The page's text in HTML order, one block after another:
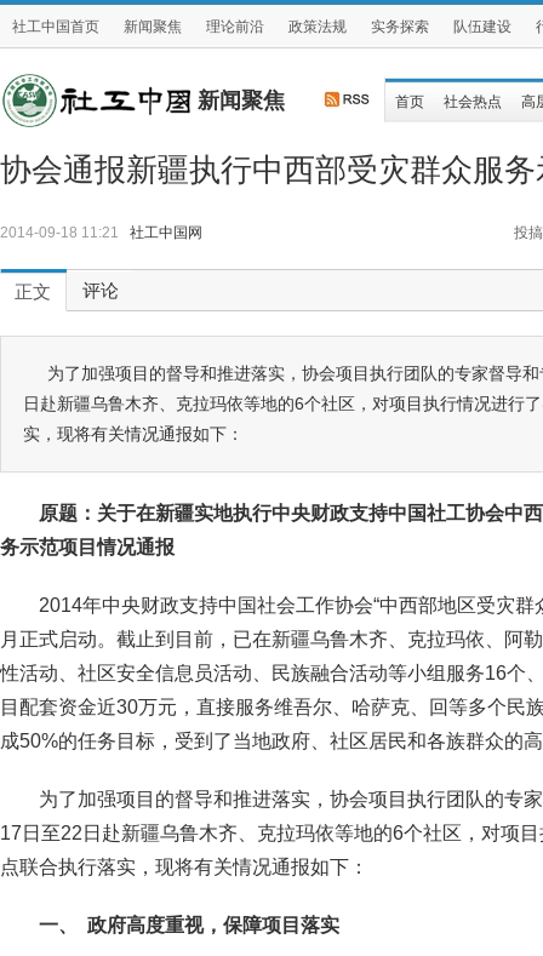
社工中国首页 新闻聚焦 理论前沿 政策法规 实务探索 队伍建设
新闻聚焦 首页 社会热点 高
协会通报新疆执行中西部受灾群众服
2014-09-18 11:21 社工中国网 投搞
正文 评论
为了加强项目的督导和推进落实，协会项目执行团队的专家督导
日赴新疆乌鲁木齐、克拉玛依等地的6个社区，对项目执行情况进行
实，现将有关情况通报如下：
原题：关于在新疆实地执行中央财政支持中国社工协会中
务示范项目情况通报
2014年中央财政支持中国社会工作协会“中西部地区受灾
月正式启动。截止到目前，已在新疆乌鲁木齐、克拉玛依、阿
性活动、社区安全信息员活动、民族融合活动等小组服务16个
目配套资金近30万元，直接服务维吾尔、哈萨克、回等多个民
成50%的任务目标，受到了当地政府、社区居民和各族群众的
为了加强项目的督导和推进落实，协会项目执行团队的专
17日至22日赴新疆乌鲁木齐、克拉玛依等地的6个社区，对项
点联合执行落实，现将有关情况通报如下：
一、 政府高度重视，保障项目落实